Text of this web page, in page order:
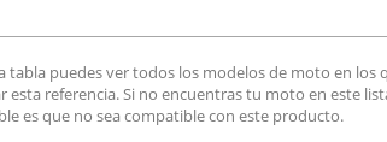
tabla puedes ver todos los modelos de moto en los
esta referencia. Si no encuentras tu moto en este
es que no sea compatible con este producto.